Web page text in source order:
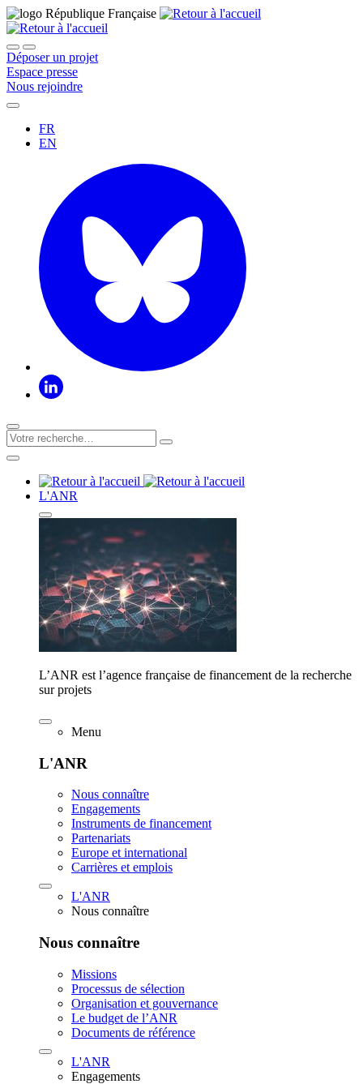
Déposer un projet
Espace presse
Nous rejoindre
FR
EN
L'ANR
L’ANR est l’agence française de financement de la recherche
sur projets
Menu
L'ANR
Nous connaître
Engagements
Instruments de financement
Partenariats
Europe et international
Carrières et emplois
L'ANR
Nous connaître
Nous connaître
Missions
Processus de sélection
Organisation et gouvernance
Le budget de l’ANR
Documents de référence
L'ANR
Engagements